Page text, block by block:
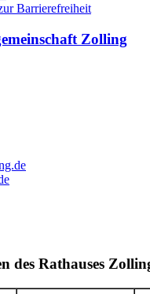
Barrierefreiheit
Zolling
des Rathauses